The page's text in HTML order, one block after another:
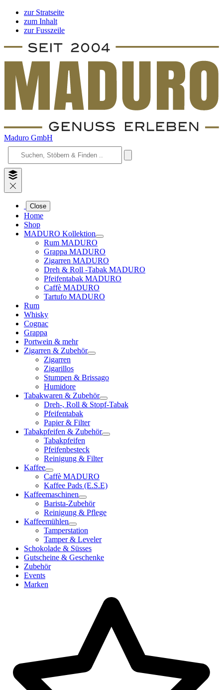
zur Stratseite
zum Inhalt
zur Fusszeile
Maduro GmbH
Close
Home
Shop
MADURO Kollektion
Rum MADURO
Grappa MADURO
Zigarren MADURO
Dreh & Roll -Tabak MADURO
Pfeifentabak MADURO
Caffè MADURO
Tartufo MADURO
Rum
Whisky
Cognac
Grappa
Portwein & mehr
Zigarren & Zubehör
Zigarren
Zigarillos
Stumpen & Brissago
Humidore
Tabakwaren & Zubehör
Dreh-, Roll & Stopf-Tabak
Pfeifentabak
Papier & Filter
Tabakpfeifen & Zubehör
Tabakpfeifen
Pfeifenbesteck
Reinigung & Filter
Kaffee
Caffè MADURO
Kaffee Pads (E.S.E)
Kaffeemaschinen
Barista-Zubehör
Reinigung & Pflege
Kaffeemühlen
Tamperstation
Tamper & Leveler
Schokolade & Süsses
Gutscheine & Geschenke
Zubehör
Events
Marken